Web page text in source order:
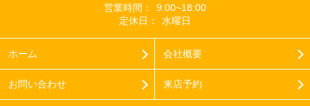
営業時間：
9:00~18:00
定休日：
水曜日
ホーム 会社概要
お問い合わせ 来店予約